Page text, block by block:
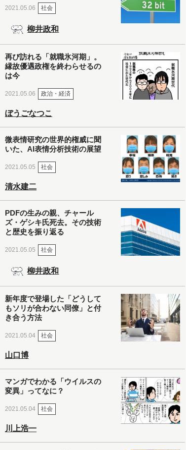
2021.05.06 社会
柳井政和
再び訪れる「就職氷河期」。
縁故優遇政権を終わらせるの
は今
2021.05.06 政治・経済
ぼうごなつこ
微表情研究の世界的権威に聞
いた、AI表情分析技術の展望
2021.05.05 社会
清水建二
PDFの生みの親、チャール
ズ・ゲシキ氏死去。その技術
と歴史を振り返る
2021.05.05 社会
柳井政和
新年度で登場した「どうして
もソリが合わない同僚」と付
き合う方法
2021.05.04 社会
山口博
マンガでわかる「ウイルスの
変異」ってなに？
2021.05.04 社会
川上浩一